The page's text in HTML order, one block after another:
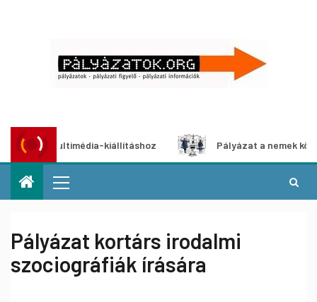
multimédia-kiállításhoz Pályázat a nemek közötti
Pályázat kortárs irodalmi
szociográfiák írására